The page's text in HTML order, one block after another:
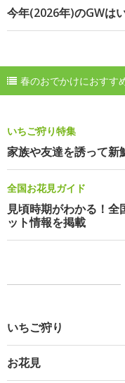
今年(2026年)のGWは
春のおでかけにおすす
いちご狩り特集
家族や友達を誘って新
全国お花見ガイド
見頃時期がわかる！
ット情報を掲載
いちご狩り
お花見